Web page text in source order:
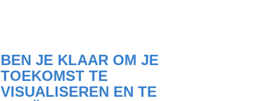
BEN JE KLAAR OM JE
TOEKOMST TE
VISUALISEREN EN TE